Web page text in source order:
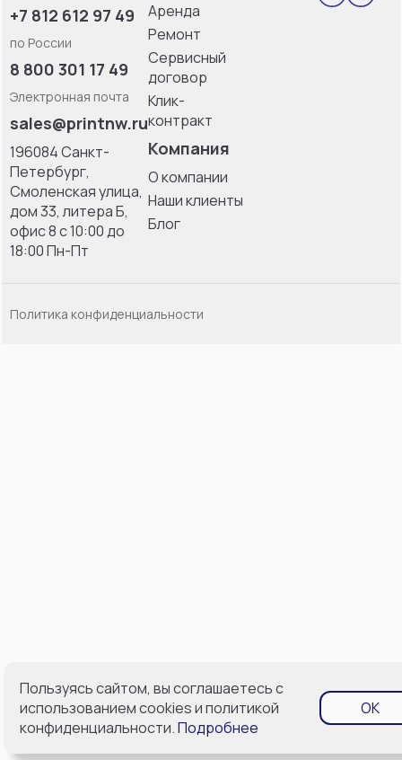
+7 812 612 97 49
по России
8 800 301 17 49
Электронная почта
sales@printnw.ru
196084 Санкт-
Петербург,
Смоленская улица,
дом 33, литерa Б,
офис 8 с 10:00 до
18:00 Пн-Пт
Аренда
Ремонт
Сервисный
договор
Клик-
контракт
Компания
О компании
Наши клиенты
Блог
Политика конфиденциальности
Пользуясь сайтом, вы соглашаетесь с
использованием cookies и политикой
конфиденциальности.Подробнее
OK